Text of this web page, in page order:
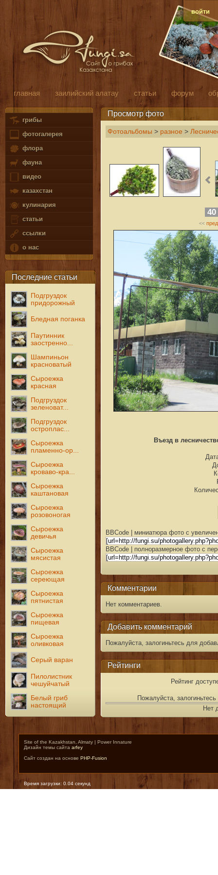
войти
главная заилийский алатау статьи форум
грибы
фотогалерея
флора
фауна
видео
казахстан
кулинария
статьи
ссылки
о нас
Последние статьи
Подгруздок
придорожный
Бледная поганка
Паутинник
заостренно...
Шампиньон
красноватый
Сыроежка
красная
Подгруздок
зеленоват...
Подгруздок
остроплас...
Сыроежка
пламенно-ор...
Сыроежка
кроваво-кра...
Сыроежка
каштановая
Сыроежка
розовоногая
Сыроежка
девичья
Сыроежка
мясистая
Сыроежка
сереющая
Сыроежка
пятнистая
Сыроежка
пищевая
Сыроежка
оливковая
Серый варан
Пилолистник
чешуйчатый
Белый гриб
настоящий
Просмотр фото
Фотоальбомы > разное >
40
<<
Въезд в
BBCode | миниатюра фото с
BBCode | полноразмерное фото с
Комментарии
Нет комментариев.
Добавить комментарий
Пожалуйста, залогиньтесь для
Рейтинги
Рейтинг
Пожалуйста,
Нет
Site of the Kazakhstan, Almaty | Power Innature
Дизайн темы сайта arfey
Сайт создан на основе PHP-Fusion
Время загрузки: 0.04 секунд